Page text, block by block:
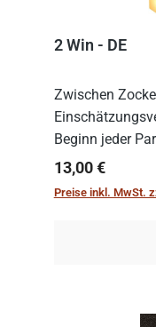
2 Win - DE
Zwischen
Beginn jeder
Spielenden aus,
gilt. Doch das
Regulärer Preis:
13,00 €
Preise inkl. MwSt.